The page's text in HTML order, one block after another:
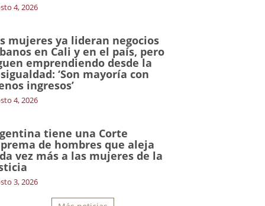
4, 2026
mujeres ya lideran negocios
en Cali y en el país, pero
emprendiendo desde la
‘Son mayoría con
ingresos’
4, 2026
tiene una Corte
de hombres que aleja
vez más a las mujeres de la
3, 2026